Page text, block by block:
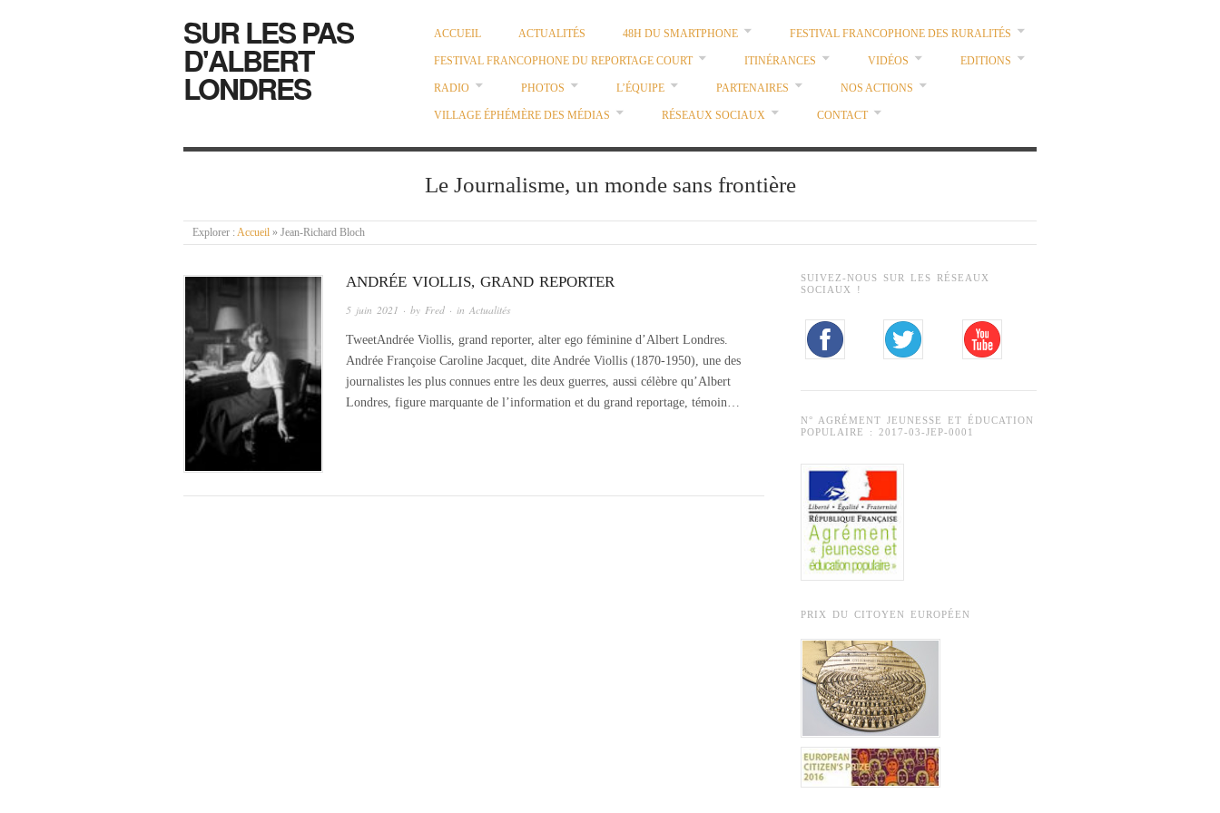
SUR LES PAS
D'ALBERT
LONDRES
ACCUEIL ACTUALITÉS 48H DU SMARTPHONE FESTIVAL FRANCOPHONE DES RURALITÉS
FESTIVAL FRANCOPHONE DU REPORTAGE COURT ITINÉRANCES VIDÉOS EDITIONS
RADIO PHOTOS L’ÉQUIPE PARTENAIRES NOS ACTIONS
VILLAGE ÉPHÉMÈRE DES MÉDIAS RÉSEAUX SOCIAUX CONTACT
Le Journalisme, un monde sans frontière
Explorer : Accueil » Jean-Richard Bloch
ANDRÉE VIOLLIS, GRAND REPORTER
5 juin 2021 · by Fred · in Actualités
TweetAndrée Viollis, grand reporter, alter ego féminine d’Albert Londres.
Andrée Françoise Caroline Jacquet, dite Andrée Viollis (1870-1950), une des
journalistes les plus connues entre les deux guerres, aussi célèbre qu’Albert
Londres, figure marquante de l’information et du grand reportage, témoin…
SUIVEZ-NOUS SUR LES RÉSEAUX
SOCIAUX !
N° AGRÉMENT JEUNESSE ET ÉDUCATION
POPULAIRE : 2017-03-JEP-0001
PRIX DU CITOYEN EUROPÉEN